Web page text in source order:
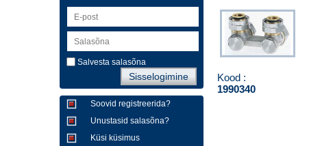
Salvesta salasõna
Soovid registreerida?
Unustasid salasõna?
Küsi küsimus
Kood :
1990340